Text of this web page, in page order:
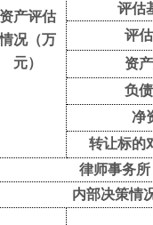
资产评估
情况（万
元）
评估
评
资
负
净
转让标的
律师事务所
内部决策情